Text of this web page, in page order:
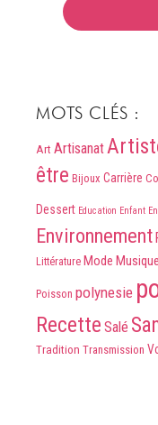
MOTS CLÉS :
Art Artisanat
être Bijoux Carrière
Dessert Education Enfant
Environnement
Littérature Mode Musique
Poisson polynesie
Recette Salé
Tradition Transmission